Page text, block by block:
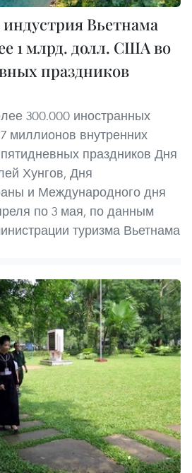
Вьетнама
1 млрд. долл. США во
праздников
300.000 иностранных
миллионов внутренних
праздников Дня
Хунгов, Дня
и Международного дня
по 3 мая, по данным
туризма Вьетнама